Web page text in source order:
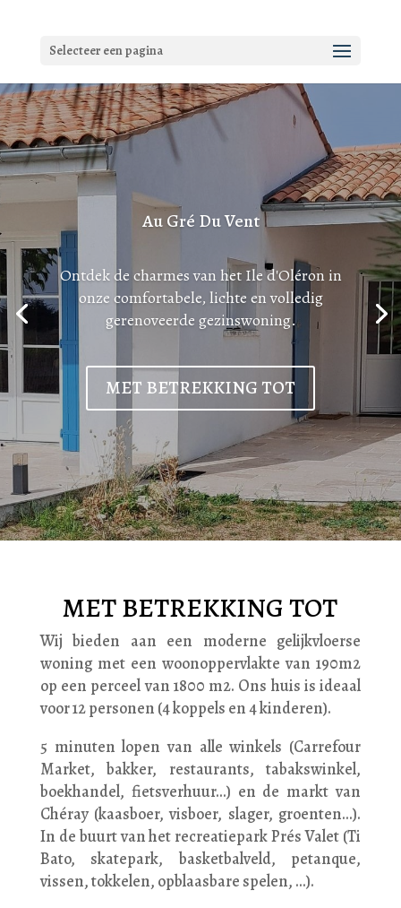
Selecteer een pagina
Au Gré Du Vent
Ontdek de charmes van het Ile d'Oléron in
onze comfortabele, lichte en volledig
gerenoveerde gezinswoning.
MET BETREKKING TOT
MET BETREKKING TOT
Wij bieden aan een moderne gelijkvloerse
woning met een woonoppervlakte van 190m2
op een perceel van 1800 m2. Ons huis is ideaal
voor 12 personen (4 koppels en 4 kinderen).
5 minuten lopen van alle winkels (Carrefour
Market, bakker, restaurants, tabakswinkel,
boekhandel, fietsverhuur...) en de markt van
Chéray (kaasboer, visboer, slager, groenten...).
In de buurt van het recreatiepark Prés Valet (Ti
Bato, skatepark, basketbalveld, petanque,
vissen, tokkelen, opblaasbare spelen, ...).